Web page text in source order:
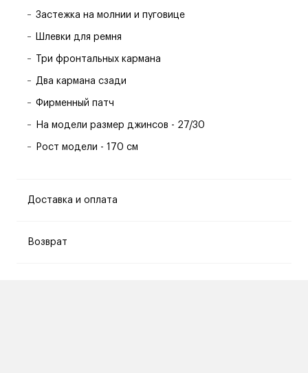
Застежка на молнии и пуговице
Шлевки для ремня
Три фронтальных кармана
Два кармана сзади
Фирменный патч
На модели размер джинсов - 27/30
Рост модели - 170 см
Доставка и оплата
Возврат